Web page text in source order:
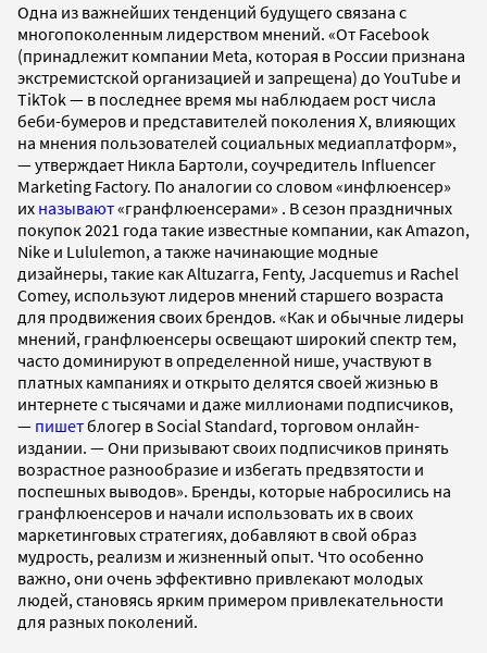
Одна из важнейших тенденций будущего связана с
многопоколенным лидерством мнений. «От Facebook
(принадлежит компании Meta, которая в России признана
экстремистской организацией и запрещена) до YouTube и
TikTok — в последнее время мы наблюдаем рост числа
беби-бумеров и представителей поколения X, влияющих
на мнения пользователей социальных медиаплатформ»,
— утверждает Никла Бартоли, соучредитель Influencer
Marketing Factory. По аналогии со словом «инфлюенсер»
их называют«гранфлюенсерами» . В сезон праздничных
покупок 2021 года такие известные компании, как Amazon,
Nike и Lululemon, а также начинающие модные
дизайнеры, такие как Altuzarra, Fenty, Jacquemus и Rachel
Comey, используют лидеров мнений старшего возраста
для продвижения своих брендов. «Как и обычные лидеры
мнений, гранфлюенсеры освещают широкий спектр тем,
часто доминируют в определенной нише, участвуют в
платных кампаниях и открыто делятся своей жизнью в
интернете с тысячами и даже миллионами подписчиков,
— пишетблогер в Social Standard, торговом онлайн-
издании. — Они призывают своих подписчиков принять
возрастное разнообразие и избегать предвзятости и
поспешных выводов». Бренды, которые набросились на
гранфлюенсеров и начали использовать их в своих
маркетинговых стратегиях, добавляют в свой образ
мудрость, реализм и жизненный опыт. Что особенно
важно, они очень эффективно привлекают молодых
людей, становясь ярким примером привлекательности
для разных поколений.